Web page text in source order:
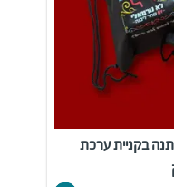
בקניית ערכת